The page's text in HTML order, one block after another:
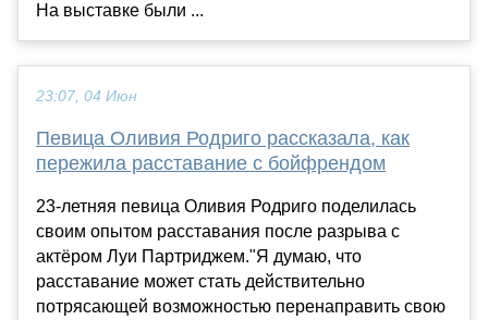
На выставке были ...
23:07, 04 Июн
Певица Оливия Родриго рассказала, как
пережила расставание с бойфрендом
23-летняя певица Оливия Родриго поделилась
своим опытом расставания после разрыва с
актёром Луи Партриджем."Я думаю, что
расставание может стать действительно
потрясающей возможностью перенаправить свою